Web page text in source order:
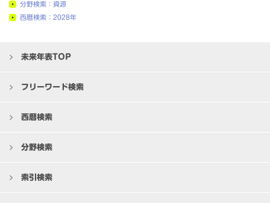
分野検索：資源
西暦検索：2028年
未来年表TOP
フリーワード検索
西暦検索
分野検索
索引検索